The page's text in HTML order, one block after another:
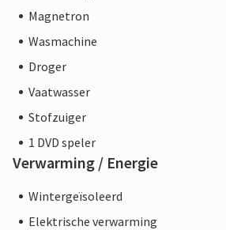
Magnetron
Wasmachine
Droger
Vaatwasser
Stofzuiger
1 DVD speler
Verwarming / Energie
Wintergeïsoleerd
Elektrische verwarming